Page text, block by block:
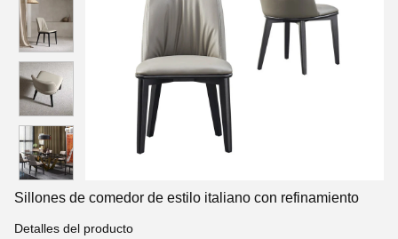
Sillones de comedor de estilo italiano con refinamiento
Detalles del producto